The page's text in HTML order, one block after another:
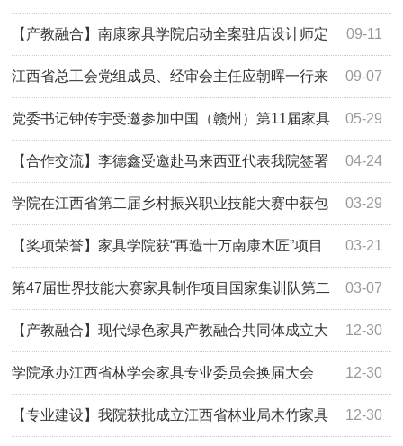
师名匠工作室指导工作 09-11
【产教融合】南康家具学院启动全案驻店设计师定
向培养班 09-07
江西省总工会党组成员、经审会主任应朝晖一行来
我院调研 05-29
党委书记钟传宇受邀参加中国（赣州）第11届家具
产业博览会开幕仪式 04-24
【合作交流】李德鑫受邀赴马来西亚代表我院签署
战略合作协议 03-29
学院在江西省第二届乡村振兴职业技能大赛中获包
揽金银铜牌 03-21
【奖项荣誉】家具学院获“再造十万南康木匠”项目
年度表彰“先进单位”及“优秀个人”等多项荣誉 03-07
第47届世界技能大赛家具制作项目国家集训队第二
阶段集训开训仪式在我院举行 12-30
【产教融合】现代绿色家具产教融合共同体成立大
会在我院召开 12-30
学院承办江西省林学会家具专业委员会换届大会
12-30
【专业建设】我院获批成立江西省林业局木竹家具